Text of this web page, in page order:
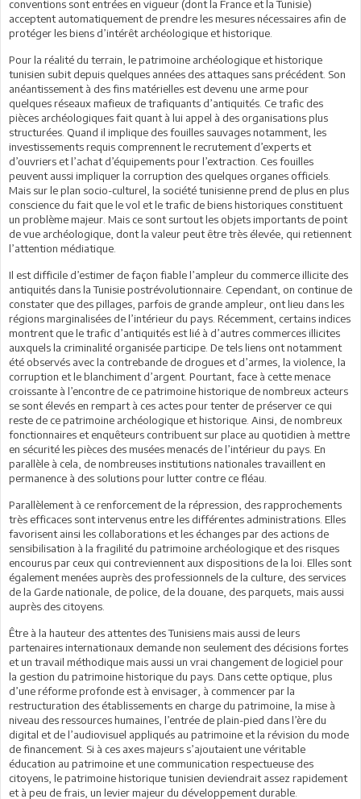
conventions sont entrées en vigueur (dont la France et la Tunisie)
acceptent automatiquement de prendre les mesures nécessaires afin de
protéger les biens d’intérêt archéologique et historique.
Pour la réalité du terrain, le patrimoine archéologique et historique
tunisien subit depuis quelques années des attaques sans précédent. Son
anéantissement à des fins matérielles est devenu une arme pour
quelques réseaux mafieux de trafiquants d’antiquités. Ce trafic des
pièces archéologiques fait quant à lui appel à des organisations plus
structurées. Quand il implique des fouilles sauvages notamment, les
investissements requis comprennent le recrutement d’experts et
d’ouvriers et l’achat d’équipements pour l’extraction. Ces fouilles
peuvent aussi impliquer la corruption des quelques organes officiels.
Mais sur le plan socio-culturel, la société tunisienne prend de plus en plus
conscience du fait que le vol et le trafic de biens historiques constituent
un problème majeur. Mais ce sont surtout les objets importants de point
de vue archéologique, dont la valeur peut être très élevée, qui retiennent
l’attention médiatique.
Il est difficile d’estimer de façon fiable l’ampleur du commerce illicite des
antiquités dans la Tunisie postrévolutionnaire. Cependant, on continue de
constater que des pillages, parfois de grande ampleur, ont lieu dans les
régions marginalisées de l’intérieur du pays. Récemment, certains indices
montrent que le trafic d’antiquités est lié à d’autres commerces illicites
auxquels la criminalité organisée participe. De tels liens ont notamment
été observés avec la contrebande de drogues et d’armes, la violence, la
corruption et le blanchiment d’argent. Pourtant, face à cette menace
croissante à l’encontre de ce patrimoine historique de nombreux acteurs
se sont élevés en rempart à ces actes pour tenter de préserver ce qui
reste de ce patrimoine archéologique et historique. Ainsi, de nombreux
fonctionnaires et enquêteurs contribuent sur place au quotidien à mettre
en sécurité les pièces des musées menacés de l’intérieur du pays. En
parallèle à cela, de nombreuses institutions nationales travaillent en
permanence à des solutions pour lutter contre ce fléau.
Parallèlement à ce renforcement de la répression, des rapprochements
très efficaces sont intervenus entre les différentes administrations. Elles
favorisent ainsi les collaborations et les échanges par des actions de
sensibilisation à la fragilité du patrimoine archéologique et des risques
encourus par ceux qui contreviennent aux dispositions de la loi. Elles sont
également menées auprès des professionnels de la culture, des services
de la Garde nationale, de police, de la douane, des parquets, mais aussi
auprès des citoyens.
Être à la hauteur des attentes des Tunisiens mais aussi de leurs
partenaires internationaux demande non seulement des décisions fortes
et un travail méthodique mais aussi un vrai changement de logiciel pour
la gestion du patrimoine historique du pays. Dans cette optique, plus
d’une réforme profonde est à envisager, à commencer par la
restructuration des établissements en charge du patrimoine, la mise à
niveau des ressources humaines, l’entrée de plain-pied dans l’ère du
digital et de l’audiovisuel appliqués au patrimoine et la révision du mode
de financement. Si à ces axes majeurs s’ajoutaient une véritable
éducation au patrimoine et une communication respectueuse des
citoyens, le patrimoine historique tunisien deviendrait assez rapidement
et à peu de frais, un levier majeur du développement durable.